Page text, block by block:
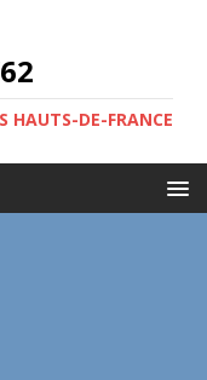
HAUTS-DE-FRANCE